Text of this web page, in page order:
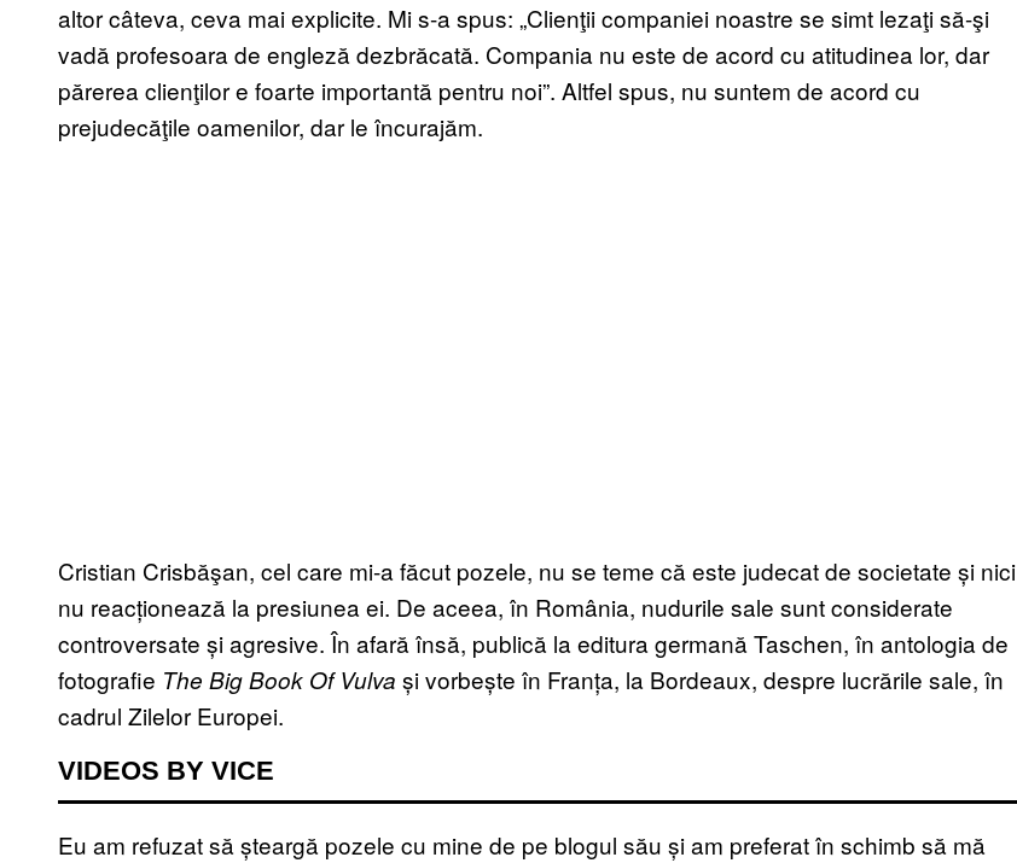
altor câteva, ceva mai explicite. Mi s-a spus: „Clienţii companiei noastre se simt lezaţi să-şi
vadă profesoara de engleză dezbrăcată. Compania nu este de acord cu atitudinea lor, dar
părerea clienţilor e foarte importantă pentru noi”. Altfel spus, nu suntem de acord cu
prejudecăţile oamenilor, dar le încurajăm.
Cristian Crisbăşan, cel care mi-a făcut pozele, nu se teme că este judecat de societate și nici
nu reacționează la presiunea ei. De aceea, în România, nudurile sale sunt considerate
controversate și agresive. În afară însă, publică la editura germană Taschen, în antologia de
fotografie The Big Book Of Vulva și vorbește în Franța, la Bordeaux, despre lucrările sale, în
cadrul Zilelor Europei.
VIDEOS BY VICE
Eu am refuzat să șteargă pozele cu mine de pe blogul său și am preferat în schimb să mă